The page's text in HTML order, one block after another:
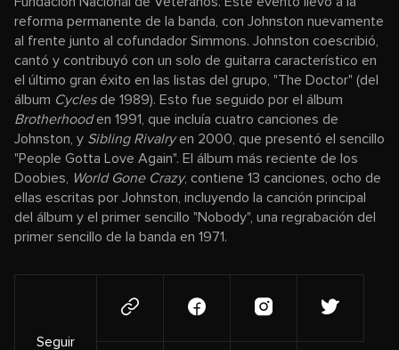
reforma permanente de la banda, con Johnston nuevamente
al frente junto al cofundador Simmons. Johnston coescribió,
cantó y contribuyó con un solo de guitarra característico en
el último gran éxito en las listas del grupo, "The Doctor" (del
álbum Cyclesde 1989). Esto fue seguido por el álbum
Brotherhooden 1991, que incluía cuatro canciones de
Johnston, y Sibling Rivalryen 2000, que presentó el sencillo
"People Gotta Love Again". El álbum más reciente de los
Doobies, World Gone Crazy, contiene 13 canciones, ocho de
ellas escritas por Johnston, incluyendo la canción principal
del álbum y el primer sencillo "Nobody", una regrabación del
primer sencillo de la banda en 1971.
Seguir